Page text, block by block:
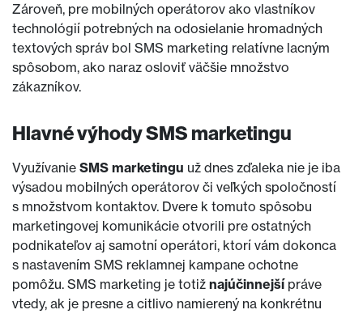
Zároveň, pre mobilných operátorov ako vlastníkov
technológií potrebných na odosielanie hromadných
textových správ bol SMS marketing relatívne lacným
spôsobom, ako naraz osloviť väčšie množstvo
zákazníkov.
Hlavné výhody SMS marketingu
Využívanie SMS marketingu už dnes zďaleka nie je iba
výsadou mobilných operátorov či veľkých spoločností
s množstvom kontaktov. Dvere k tomuto spôsobu
marketingovej komunikácie otvorili pre ostatných
podnikateľov aj samotní operátori, ktorí vám dokonca
s nastavením SMS reklamnej kampane ochotne
pomôžu. SMS marketing je totiž najúčinnejšípráve
vtedy, ak je presne a citlivo namierený na konkrétnu